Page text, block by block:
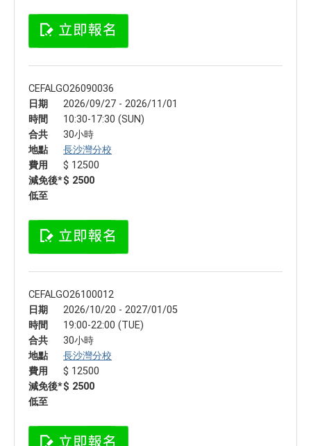
CEFALGO26090036
日期
2026/09/27 - 2026/11/01
時間
10:30-17:30 (SUN)
合共
30小時
地點
長沙灣分校
費用
$ 12500
減免後*
低至
$ 2500
CEFALGO26100012
日期
2026/10/20 - 2027/01/05
時間
19:00-22:00 (TUE)
合共
30小時
地點
長沙灣分校
費用
$ 12500
減免後*
低至
$ 2500